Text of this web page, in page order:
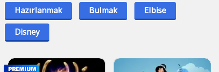
Hazırlanmak
Bulmak
Elbise
Disney